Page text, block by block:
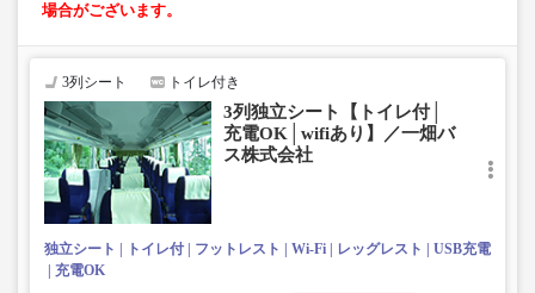
場合がございます。
3列シート トイレ付き
3列独立シート【トイレ付│
充電OK│wifiあり】／一畑バ
ス株式会社
独立シート トイレ付 フットレスト Wi-Fi レッグレスト
USB充電
充電OK